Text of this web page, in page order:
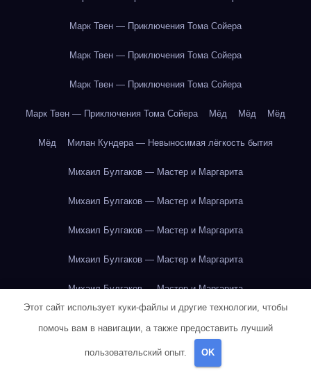
Марк Твен — Приключения Тома Сойера
Марк Твен — Приключения Тома Сойера
Марк Твен — Приключения Тома Сойера
Марк Твен — Приключения Тома Сойера Мёд Мёд Мёд
Мёд Милан Кундера — Невыносимая лёгкость бытия
Михаил Булгаков — Мастер и Маргарита
Михаил Булгаков — Мастер и Маргарита
Михаил Булгаков — Мастер и Маргарита
Михаил Булгаков — Мастер и Маргарита
Михаил Булгаков — Мастер и Маргарита
Михаил Булгаков — Мастер и Маргарита
Этот сайт использует куки-файлы и другие технологии, чтобы
помочь вам в навигации, а также предоставить лучший
пользовательский опыт. OK